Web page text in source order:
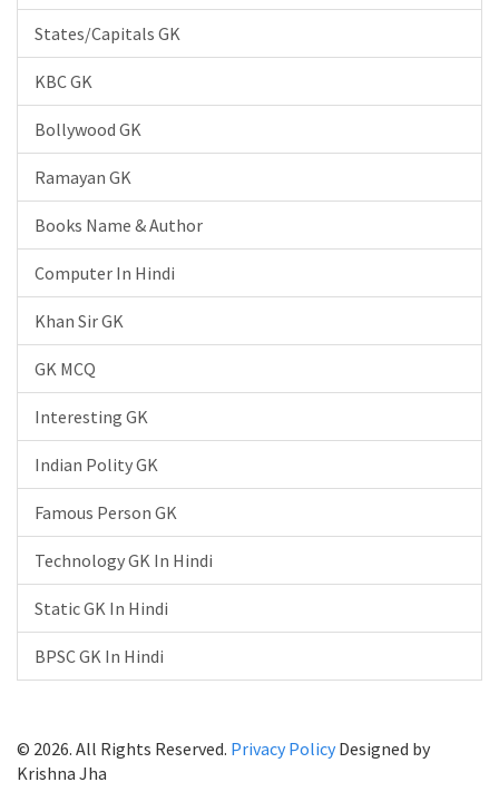
States/Capitals GK
KBC GK
Bollywood GK
Ramayan GK
Books Name & Author
Computer In Hindi
Khan Sir GK
GK MCQ
Interesting GK
Indian Polity GK
Famous Person GK
Technology GK In Hindi
Static GK In Hindi
BPSC GK In Hindi
© 2026. All Rights Reserved. Privacy PolicyDesigned by
Krishna Jha